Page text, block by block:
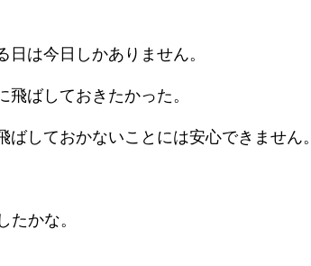
は今日しかありません。
ばしておきたかった。
しておかないことには安心できません。
かな。